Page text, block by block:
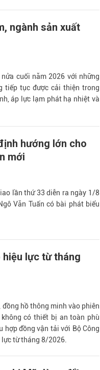
ngành sản xuất
cuối năm 2026 với những
tiếp tục được cải thiện trong
áp lực lạm phát hạ nhiệt và
hướng lớn cho
mới
lần thứ 33 diễn ra ngày 1/8
Văn Tuấn có bài phát biểu
lực từ tháng
hồ thông minh vào phiên
có thiết bị an toàn phù
hợp đồng vận tải với Bộ Công
từ tháng 8/2026.